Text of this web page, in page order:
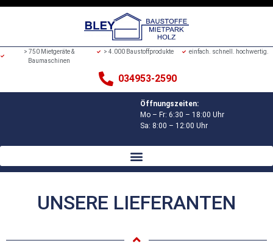
> 750 Mietgeräte &
Baumaschinen
> 4.000 Baustoffprodukte einfach. schnell. hochwertig.
034953-2590
Öffnungszeiten:
Mo – Fr: 6:30 – 18:00 Uhr
Sa: 8:00 – 12:00 Uhr
UNSERE LIEFERANTEN